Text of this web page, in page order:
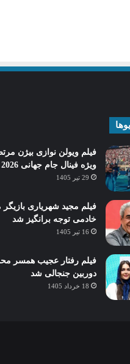
فیلم ویولن نوازی بیژن
ویژه فینال جام جهانی 2026
29 تیر 1405
فیلم مجید شهریاری
خادمی توجه برانگیز شد
16 تیر 1405
فیلم رفتار عجیب همسر
دوربین جنجالی شد
18 خرداد 1405